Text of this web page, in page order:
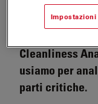
Cleanliness
usiamo per
parti critiche.
Impostazioni